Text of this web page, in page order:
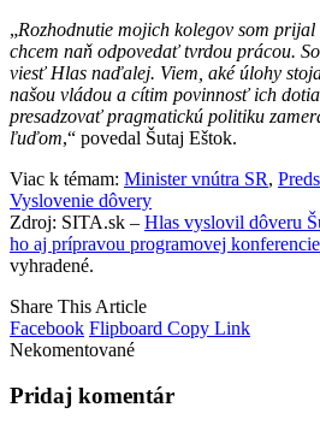
„Rozhodnutie mojich kolegov som
chcem naň odpovedať tvrdou prácou.
viesť Hlas naďalej. Viem, aké úlohy
našou vládou a cítim povinnosť ich
presadzovať pragmatickú politiku
ľuďom,“ povedal Šutaj Eštok.
Viac k témam: Minister vnútra SR,
Vyslovenie dôvery
Zdroj: SITA.sk – Hlas vyslovil dôveru
ho aj prípravou programovej konferencie
vyhradené.
Share This Article
Facebook Flipboard Copy Link
Nekomentované
Pridaj komentár